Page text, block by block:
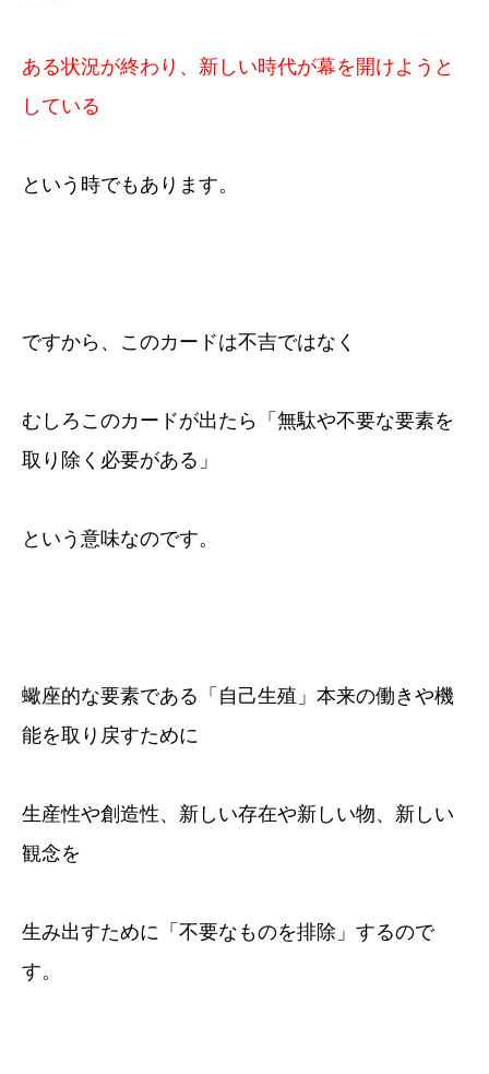
ある状況が終わり、新しい時代が幕を開けようと
している
という時でもあります。
ですから、このカードは不吉ではなく
むしろこのカードが出たら「無駄や不要な要素を
取り除く必要がある」
という意味なのです。
蠍座的な要素である「自己生殖」本来の働きや機
能を取り戻すために
生産性や創造性、新しい存在や新しい物、新しい
観念を
生み出すために「不要なものを排除」するので
す。